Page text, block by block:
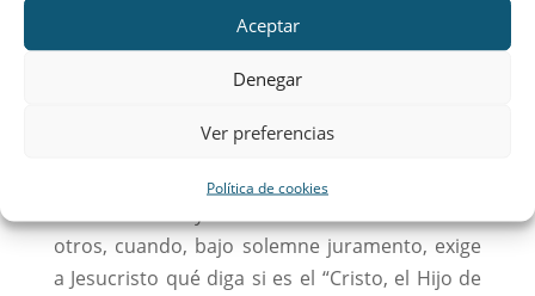
Aceptar
Denegar
Ver preferencias
Política de cookies
apariencias! ¿Cómo es mi vida, ante el Señor,
pura apariencia? Pero este juicio amañado se
vuelve en su contra cuando los testigos se
su autoridad religiosa, viendo que no avanzan
y porque el Señor calla, dejando que los
otros, cuando, bajo solemne juramento, exige
a Jesucristo qué diga si es el “Cristo, el Hijo de